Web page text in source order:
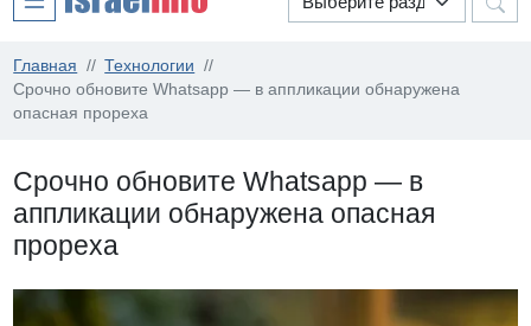
Главная
Технологии
Срочно обновите Whatsapp — в аппликации обнаружена
опасная прореха
Срочно обновите Whatsapp — в
аппликации обнаружена опасная
прореха